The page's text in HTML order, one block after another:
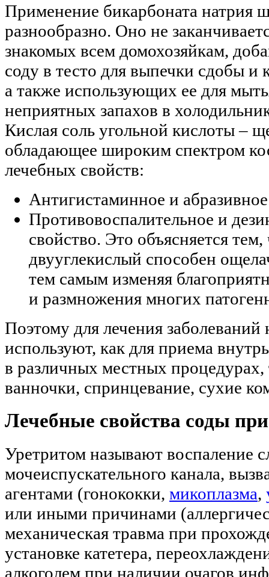
Применение бикарбоната натрия
разнообразно. Оно не
знакомых всем домохозяйкам,
соду в тесто для выпечки сдобы и
а также использующих ее для
неприятных запахов в
Кислая соль угольной кислоты –
обладающее широким спектром
лечебных свойств:
Антигистаминное и
Противовоспалительное и
свойство. Это объясняется
двууглекислый способен
тем самым изменяя
и размножения многих
Поэтому для лечения заболеваний
используют, как для приема
в различных местных процедурах,
ванночки, спринцевание, сухие
Лечебные свойства соды
Уретритом называют воспаление
мочеиспускательного канала,
агентами (гонококки, микоплазма,
или иными причинами
механическая травма при
установке катетера,
алкоголем при наличии очагов